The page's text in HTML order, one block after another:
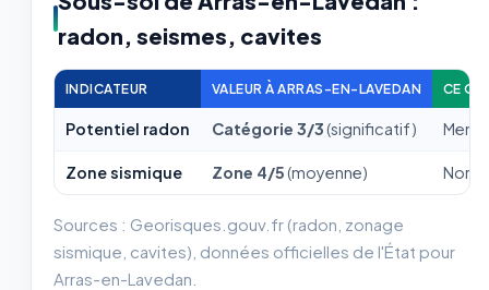
radon, seismes, cavites
INDICATEUR VALEUR À ARRAS-EN-LAVEDAN CE
Potentiel radon Catégorie 3/3(significatif)
Zone sismique Zone 4/5(moyenne)
Sources : Georisques.gouv.fr (radon, zonage
sismique, cavites), données officielles de l'État pour
Arras-en-Lavedan.